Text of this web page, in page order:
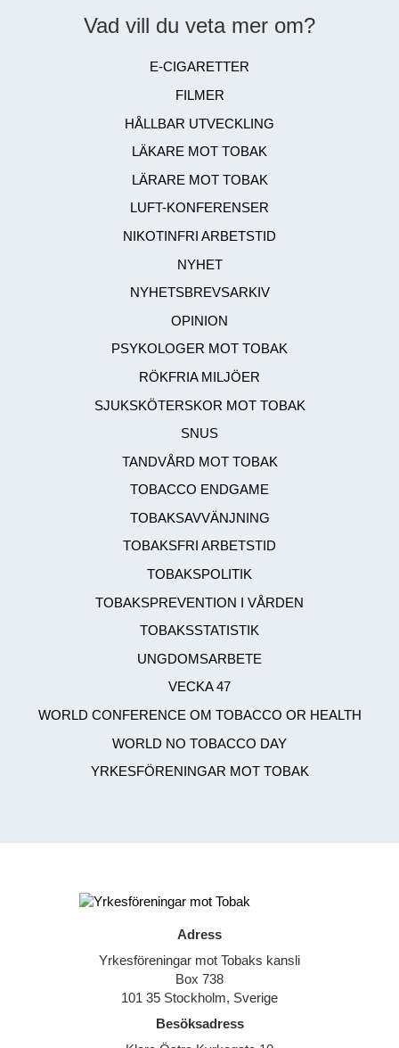
Vad vill du veta mer om?
E-CIGARETTER
FILMER
HÅLLBAR UTVECKLING
LÄKARE MOT TOBAK
LÄRARE MOT TOBAK
LUFT-KONFERENSER
NIKOTINFRI ARBETSTID
NYHET
NYHETSBREVSARKIV
OPINION
PSYKOLOGER MOT TOBAK
RÖKFRIA MILJÖER
SJUKSKÖTERSKOR MOT TOBAK
SNUS
TANDVÅRD MOT TOBAK
TOBACCO ENDGAME
TOBAKSAVVÄNJNING
TOBAKSFRI ARBETSTID
TOBAKSPOLITIK
TOBAKSPREVENTION I VÅRDEN
TOBAKSSTATISTIK
UNGDOMSARBETE
VECKA 47
WORLD CONFERENCE OM TOBACCO OR HEALTH
WORLD NO TOBACCO DAY
YRKESFÖRENINGAR MOT TOBAK
Adress
Yrkesföreningar mot Tobaks kansli
Box 738
101 35 Stockholm, Sverige
Besöksadress